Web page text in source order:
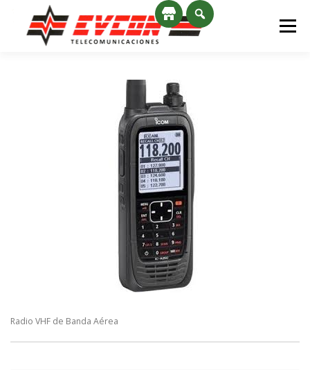
Saltar al contenido
Menú
Radio VHF de Banda Aérea